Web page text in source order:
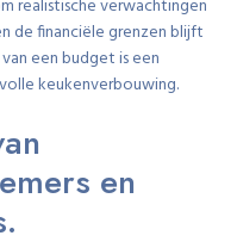
realistische verwachtingen
de financiële grenzen blijft
een budget is een
keukenverbouwing.
en